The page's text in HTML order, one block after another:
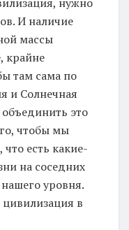
И наличие
массы
крайне
там сама по
и Солнечная
это
чтобы мы
есть какие-
на соседних
уровня.
в